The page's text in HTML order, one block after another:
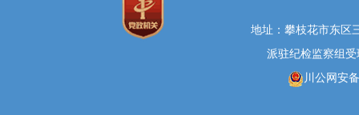
地址：攀枝花市东区
派驻纪检监察组受
川公网安